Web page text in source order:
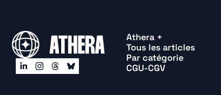
Athera +
Tous les articles
Par catégorie
CGU-CGV